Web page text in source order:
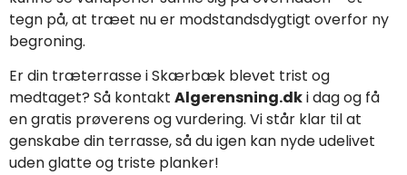
tegn på, at træet nu er modstandsdygtigt overfor ny
begroning.
Er din træterrasse i Skærbæk blevet trist og
medtaget? Så kontakt Algerensning.dki dag og få
en gratis prøverens og vurdering. Vi står klar til at
genskabe din terrasse, så du igen kan nyde udelivet
uden glatte og triste planker!